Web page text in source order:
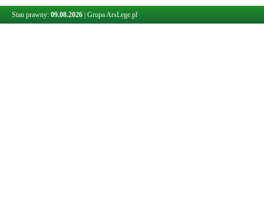
Stan prawny: 09.08.2026 Grupa ArsLege.pl